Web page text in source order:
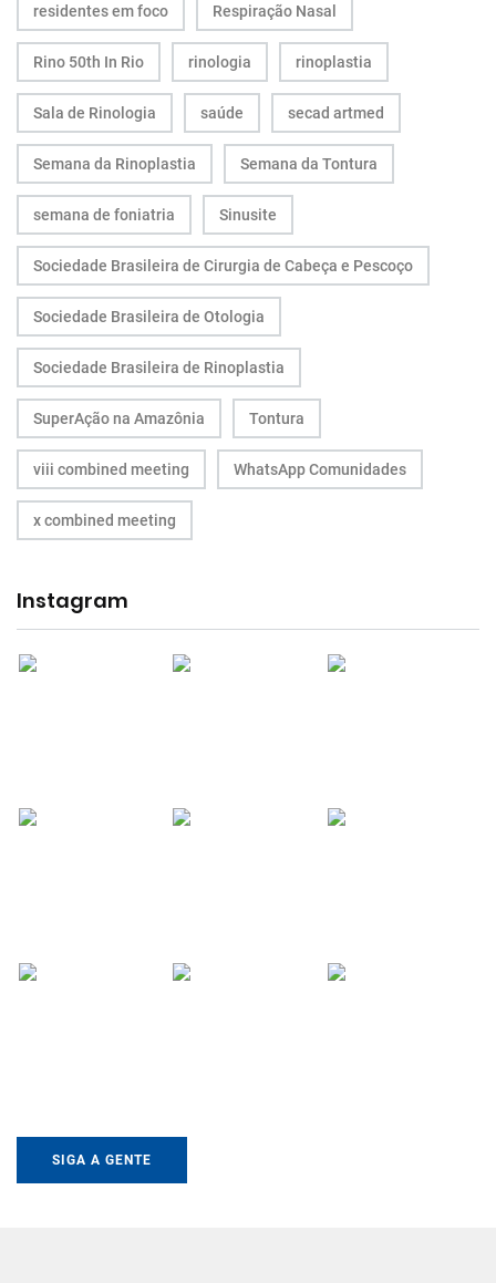
residentes em foco Respiração Nasal
Rino 50th In Rio rinologia rinoplastia
Sala de Rinologia saúde secad artmed
Semana da Rinoplastia Semana da Tontura
semana de foniatria Sinusite
Sociedade Brasileira de Cirurgia de Cabeça e Pescoço
Sociedade Brasileira de Otologia
Sociedade Brasileira de Rinoplastia
SuperAção na Amazônia Tontura
viii combined meeting WhatsApp Comunidades
x combined meeting
Instagram
SIGA A GENTE